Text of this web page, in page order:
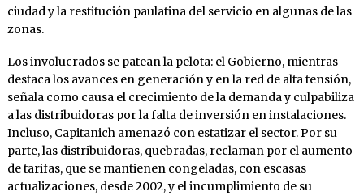
ciudad y la restitución paulatina del servicio en algunas de las
zonas.
Los involucrados se patean la pelota: el Gobierno, mientras
destaca los avances en generación y en la red de alta tensión,
señala como causa el crecimiento de la demanda y culpabiliza
a las distribuidoras por la falta de inversión en instalaciones.
Incluso, Capitanich amenazó con estatizar el sector. Por su
parte, las distribuidoras, quebradas, reclaman por el aumento
de tarifas, que se mantienen congeladas, con escasas
actualizaciones, desde 2002, y el incumplimiento de su